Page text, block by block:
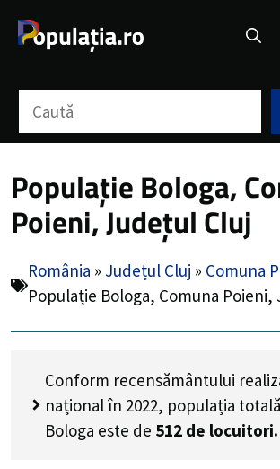
Populație Bologa,
Poieni, Județul Cluj
România » Județul Cluj » Comuna
Populație Bologa, Comuna Poieni,
Conform recensământului
național în 2022, populația
Bologa este de 512 de locuitori.